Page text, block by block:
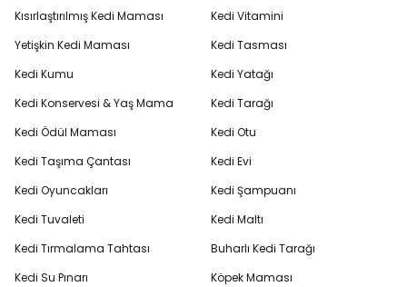
Kısırlaştırılmış Kedi Maması
Yetişkin Kedi Maması
Kedi Kumu
Kedi Konservesi & Yaş Mama
Kedi Ödül Maması
Kedi Taşıma Çantası
Kedi Oyuncakları
Kedi Tuvaleti
Kedi Tırmalama Tahtası
Kedi Su Pınarı
Kedi Vitamini
Kedi Tasması
Kedi Yatağı
Kedi Tarağı
Kedi Otu
Kedi Evi
Kedi Şampuanı
Kedi Maltı
Buharlı Kedi Tarağı
Köpek Maması